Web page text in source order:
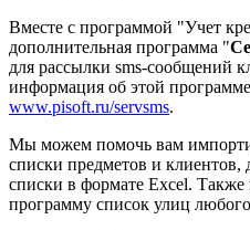
Вместе с программой "Учет
дополнительная программа "
для рассылки sms-сообщений
информация об этой программе
www.pisoft.ru/servsms.
Мы можем помочь вам
списки предметов и клиентов,
списки в формате Excel.
программу список улиц